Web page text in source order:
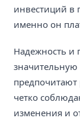
инвестиций в
именно он
Надежность и
предпочитают
четко
изменения и